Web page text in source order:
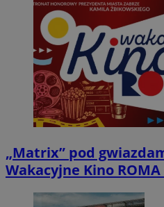
„Matrix” pod
Wakacyjne Kino